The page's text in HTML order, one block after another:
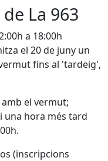
La 963
a 18:00h
el 20 de juny un
fins al 'tardeig',
el vermut;
una hora més tard
(inscripcions